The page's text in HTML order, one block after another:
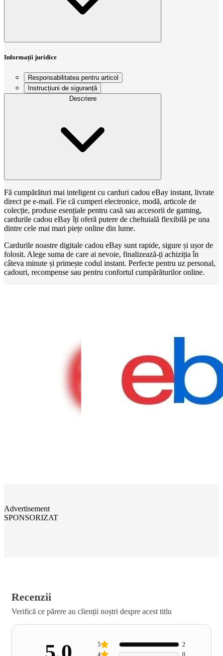
Informații juridice
Responsabilitatea pentru articol
Instrucțiuni de siguranță
Descriere
Fă cumpărături mai inteligent cu carduri cadou eBay instant, livrate
direct pe e-mail. Fie că cumperi electronice, modă, articole de
colecție, produse esențiale pentru casă sau accesorii de gaming,
cardurile cadou eBay îți oferă putere de cheltuială flexibilă pe una
dintre cele mai mari piețe online din lume.
Cardurile noastre digitale cadou eBay sunt rapide, sigure și ușor de
folosit. Alege suma de care ai nevoie, finalizează-ți achiziția în
câteva minute și primește codul instant. Perfecte pentru uz personal,
cadouri, recompense sau pentru confortul cumpărăturilor online.
Advertisement
SPONSORIZAT
Recenzii
Verifică ce părere au clienții noștri despre acest titlu
4 0
5 2